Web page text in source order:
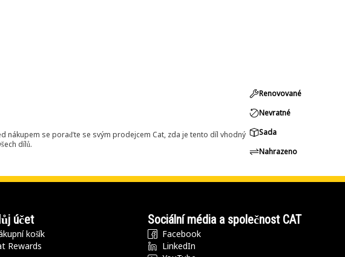
nákupem se poraďte se svým prodejcem Cat, zda je tento díl vhodný
dílů.
Renovované
Nevratné
Sada
Nahrazeno
účet
košík
Rewards
Sociální média a společnost CAT
Facebook
LinkedIn